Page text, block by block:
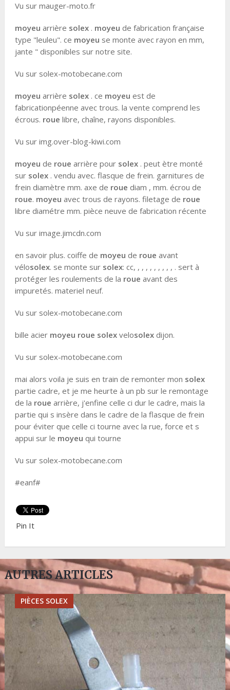
Vu sur mauger-moto.fr
moyeu arrière solex. moyeu de fabrication française
type "leuleu". ce moyeu se monte avec rayon en mm,
jante " disponibles sur notre site.
Vu sur solex-motobecane.com
moyeu arrière solex. ce moyeu est de
fabricationpéenne avec trous. la vente comprend les
écrous. roue libre, chaîne, rayons disponibles.
Vu sur img.over-blog-kiwi.com
moyeu de roue arrière pour solex. peut ètre monté
sur solex. vendu avec. flasque de frein. garnitures de
frein diamètre mm. axe de roue diam , mm. écrou de
roue. moyeu avec trous de rayons. filetage de roue
libre diamétre mm. pièce neuve de fabrication récente
Vu sur image.jimcdn.com
en savoir plus. coiffe de moyeu de roue avant
vélosolex. se monte sur solex: cc, , , , , , , , , , . sert à
protéger les roulements de la roue avant des
impuretés. materiel neuf.
Vu sur solex-motobecane.com
bille acier moyeu roue solexvelosolexdijon.
Vu sur solex-motobecane.com
mai alors voila je suis en train de remonter mon solex
partie cadre, et je me heurte à un pb sur le remontage
de la roue arrière, j'enfine celle ci dur le cadre, mais la
partie qui s insère dans le cadre de la flasque de frein
pour éviter que celle ci tourne avec la rue, force et s
appui sur le moyeu qui tourne
Vu sur solex-motobecane.com
#eanf#
Pin It
AUTRES ARTICLES
PIÈCES SOLEX